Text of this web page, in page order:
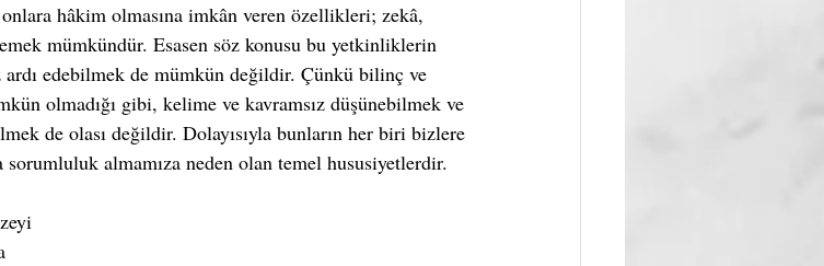
hâkim olmasına imkân veren özellikleri; zekâ,
mümkündür. Esasen söz konusu bu yetkinliklerin
edebilmek de mümkün değildir. Çünkü bilinç ve
olmadığı gibi, kelime ve kavramsız düşünebilmek ve
de olası değildir. Dolayısıyla bunların her biri bizlere
sorumluluk almamıza neden olan temel hususiyetlerdir.